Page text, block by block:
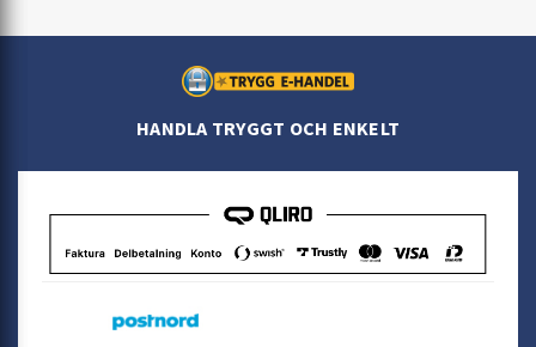
HANDLA TRYGGT OCH ENKELT